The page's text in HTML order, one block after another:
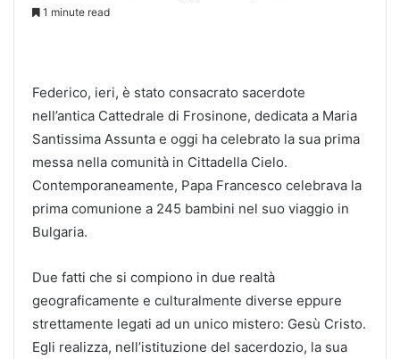
1 minute read
Federico, ieri, è stato consacrato sacerdote
nell’antica Cattedrale di Frosinone, dedicata a Maria
Santissima Assunta e oggi ha celebrato la sua prima
messa nella comunità in Cittadella Cielo.
Contemporaneamente, Papa Francesco celebrava la
prima comunione a 245 bambini nel suo viaggio in
Bulgaria.
Due fatti che si compiono in due realtà
geograficamente e culturalmente diverse eppure
strettamente legati ad un unico mistero: Gesù Cristo.
Egli realizza, nell’istituzione del sacerdozio, la sua